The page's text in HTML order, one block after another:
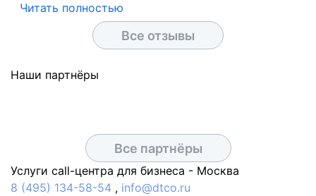
Читать полностью
Все отзывы
Наши партнёры
Все партнёры
Услуги call-центра для бизнеса - Москва
8 (495) 134-58-54 , info@dtco.ru